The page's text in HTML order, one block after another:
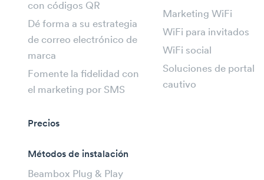
con códigos QR
Dé forma a su estrategia
de correo electrónico de
marca
Fomente la fidelidad con
el marketing por SMS
Precios
Métodos de instalación
Beambox Plug & Play
Marketing WiFi
WiFi para invitados
WiFi social
Soluciones de portal
cautivo